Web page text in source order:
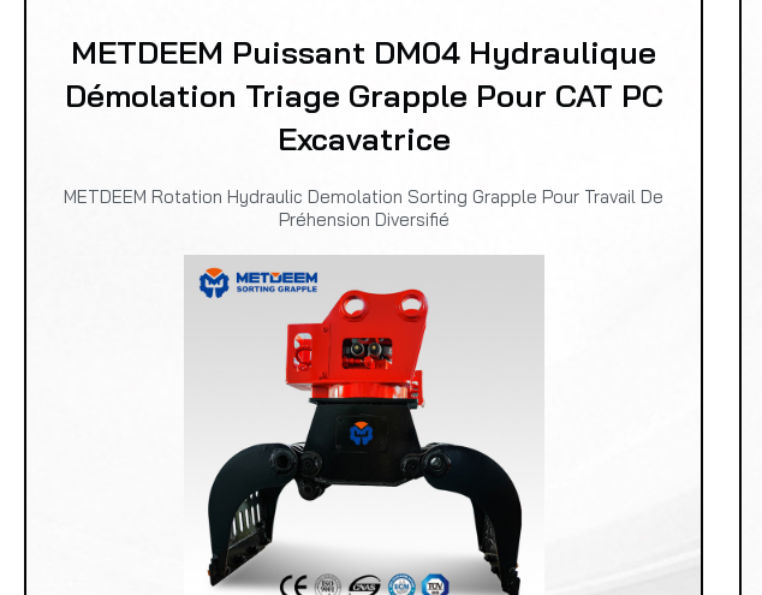
METDEEM Puissant DM04 Hydraulique
Démolation Triage Grapple Pour CAT PC
Excavatrice
METDEEM Rotation Hydraulic Demolation Sorting Grapple Pour Travail De
Préhension Diversifié